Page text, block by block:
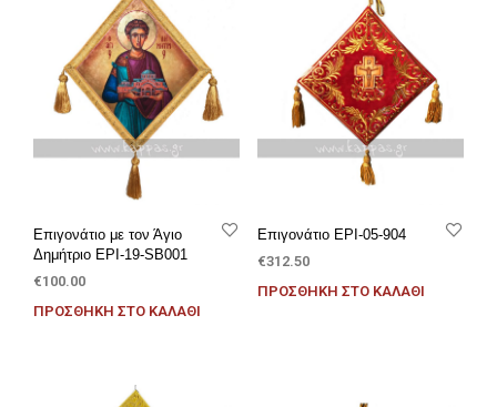
Επιγονάτιο με τον Άγιο
Δημήτριο EPI-19-SB001
€100.00
ΠΡΟΣΘΉΚΗ ΣΤΟ ΚΑΛΆΘΙ
Επιγονάτιο EPI-05-904
€312.50
ΠΡΟΣΘΉΚΗ ΣΤΟ ΚΑΛΆΘΙ